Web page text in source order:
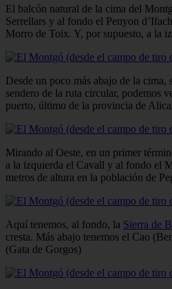
El balcón natural de la cima del
Serrellars y al fondo el Penyon
Morro de Toix. Y, por supuesto, a la
Desde un poco más abajo de la cima,
sendero de la ruta circular, podemos
puerto, último de la provincia de
Mirando al Oeste, en un primer
a la izquierda el Cavall y al fondo el
metros de altura en la población de
Aquí tenemos, al fondo, la Sierra de
cresta. Más abajo tenemos el Cao
(Gata de Gorgos)